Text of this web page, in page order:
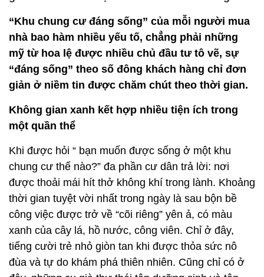
“Khu chung cư đáng sống” của mỗi người mua
nhà bao hàm nhiều yếu tố, chẳng phải những
mỹ từ hoa lệ được nhiều chủ đầu tư tô vẽ, sự
“đáng sống” theo số đông khách hàng chỉ đơn
giản ở niềm tin được chăm chút theo thời gian.
Không gian xanh kết hợp nhiều tiện ích trong
một quần thể
Khi được hỏi “ bạn muốn được sống ở một khu
chung cư thế nào?” đa phần cư dân trả lời: nơi
được thoải mái hít thở không khí trong lành. Khoảng
thời gian tuyệt vời nhất trong ngày là sau bộn bề
công việc được trở về “cõi riêng” yên ả, có màu
xanh của cây lá, hồ nước, công viên. Chỉ ở đây,
tiếng cười trẻ nhỏ giòn tan khi được thỏa sức nô
đùa và tự do khám phá thiên nhiên. Cũng chỉ có ở